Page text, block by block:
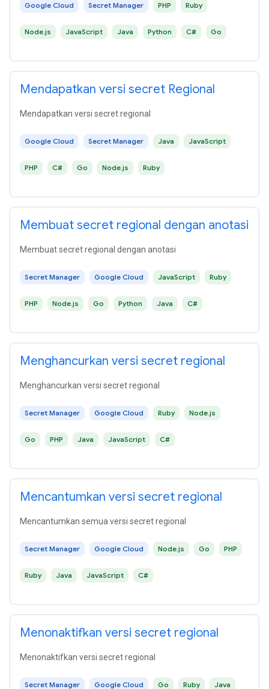
Google Cloud Secret Manager PHP Ruby
Node.js JavaScript Java Python C# Go
Mendapatkan versi secret Regional
Mendapatkan versi secret regional
Google Cloud Secret Manager Java JavaScript
PHP C# Go Node.js Ruby
Membuat secret regional dengan anotasi
Membuat secret regional dengan anotasi
Secret Manager Google Cloud JavaScript Ruby
PHP Node.js Go Python Java C#
Menghancurkan versi secret regional
Menghancurkan versi secret regional
Secret Manager Google Cloud Ruby Node.js
Go PHP Java JavaScript C#
Mencantumkan versi secret regional
Mencantumkan semua versi secret regional
Secret Manager Google Cloud Node.js Go PHP
Ruby Java JavaScript C#
Menonaktifkan versi secret regional
Menonaktifkan versi secret regional
Secret Manager Google Cloud Go Ruby Java